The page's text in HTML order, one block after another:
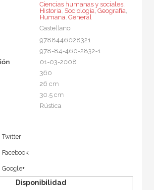
Ciencias humanas y sociales,
Historia, Sociología, Geografía,
Humana, General
Castellano
9788446028321
978-84-460-2832-1
01-03-2008
360
26 cm
30.5 cm
Rústica
Twitter
Disponibilidad